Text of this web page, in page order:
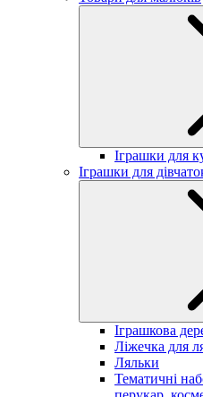
Іграшки для
Іграшки для
Іграшкова
Ліжечка для
Ляльки
Тематичні